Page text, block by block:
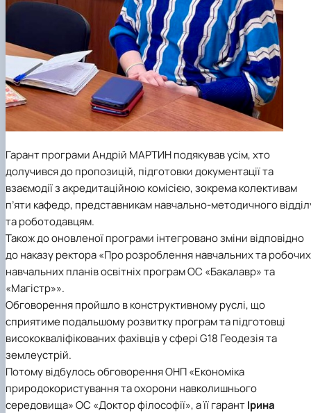
Гарант програми Андрій МАРТИН подякував усім, хто
долучився до пропозицій, підготовки документації та
взаємодії з акредитаційною комісією, зокрема колективам
п’яти кафедр, представникам навчально-методичного
та роботодавцям.
Також до оновленої програми інтегровано зміни відповідно
до наказу ректора «Про розроблення навчальних та робочих
навчальних планів освітніх програм ОС «Бакалавр» та
«Магістр»».
Обговорення пройшло в конструктивному руслі, що
сприятиме подальшому розвитку програм та підготовці
висококваліфікованих фахівців у сферіG18 Геодезія та
землеустрій.
Потому відбулось обговоренняОНП «Економіка
природокористування та охорони навколишнього
середовища»ОС «Доктор філософії», а її гарантІрина